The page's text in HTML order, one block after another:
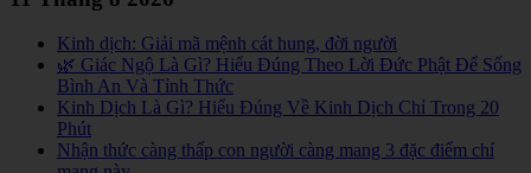
Kinh dịch: Giải mã mệnh cát hung, đời người
🌿 Giác Ngộ Là Gì? Hiểu Đúng Theo Lời Đức Phật Để Sống
Bình An Và Tỉnh Thức
Kinh Dịch Là Gì? Hiểu Đúng Về Kinh Dịch Chỉ Trong 20
Phút
Nhận thức càng thấp con người càng mang 3 đặc điểm chí